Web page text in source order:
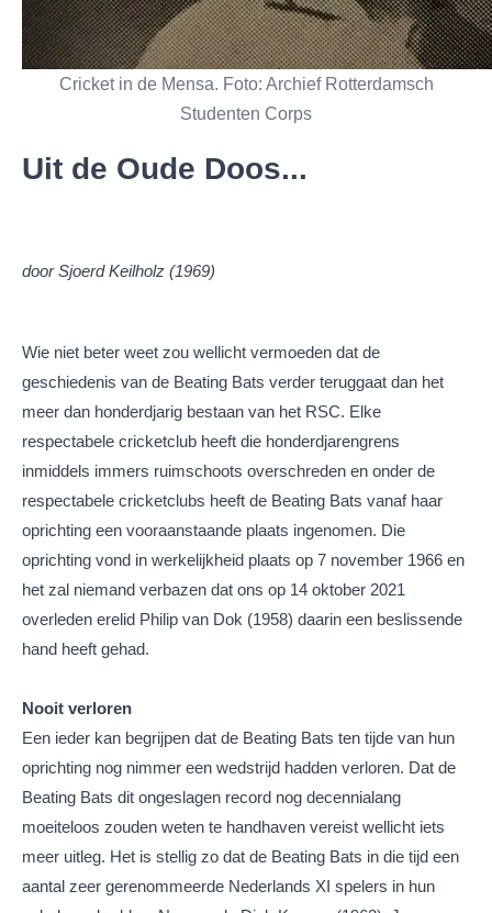
Cricket in de Mensa. Foto: Archief Rotterdamsch
Studenten Corps
Uit de Oude Doos...
door Sjoerd Keilholz (1969)
Wie niet beter weet zou wellicht vermoeden dat de
geschiedenis van de Beating Bats verder teruggaat dan het
meer dan honderdjarig bestaan van het RSC. Elke
respectabele cricketclub heeft die honderdjarengrens
inmiddels immers ruimschoots overschreden en onder de
respectabele cricketclubs heeft de Beating Bats vanaf haar
oprichting een vooraanstaande plaats ingenomen. Die
oprichting vond in werkelijkheid plaats op 7 november 1966 en
het zal niemand verbazen dat ons op 14 oktober 2021
overleden erelid Philip van Dok (1958) daarin een beslissende
hand heeft gehad.
Nooit verloren
Een ieder kan begrijpen dat de Beating Bats ten tijde van hun
oprichting nog nimmer een wedstrijd hadden verloren. Dat de
Beating Bats dit ongeslagen record nog decennialang
moeiteloos zouden weten te handhaven vereist wellicht iets
meer uitleg. Het is stellig zo dat de Beating Bats in die tijd een
aantal zeer gerenommeerde Nederlands XI spelers in hun